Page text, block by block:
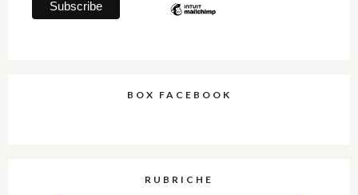
BOX FACEBOOK
RUBRICHE